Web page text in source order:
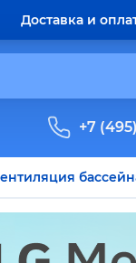
Доставка и
+7